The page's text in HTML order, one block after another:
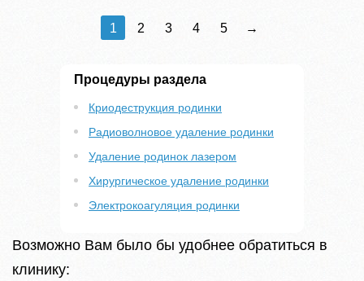
1 2 3 4 5 →
Процедуры раздела
Криодеструкция родинки
Радиоволновое удаление родинки
Удаление родинок лазером
Хирургическое удаление родинки
Электрокоагуляция родинки
Возможно Вам было бы удобнее обратиться в
клинику: